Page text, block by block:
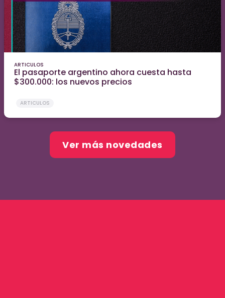
ARTICULOS
El pasaporte argentino ahora cuesta hasta
$300.000: los nuevos precios
ARTICULOS
Ver más novedades